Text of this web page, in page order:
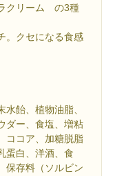
クリーム の3種
。クセになる食感
飴、植物油脂、
ダー、食塩、増粘
ココア、加糖脱脂
蛋白、洋酒、食
保存料（ソルビン